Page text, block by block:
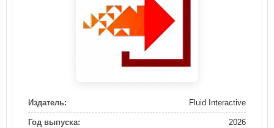
Издатель: Fluid Interactive
Год выпуска: 2026